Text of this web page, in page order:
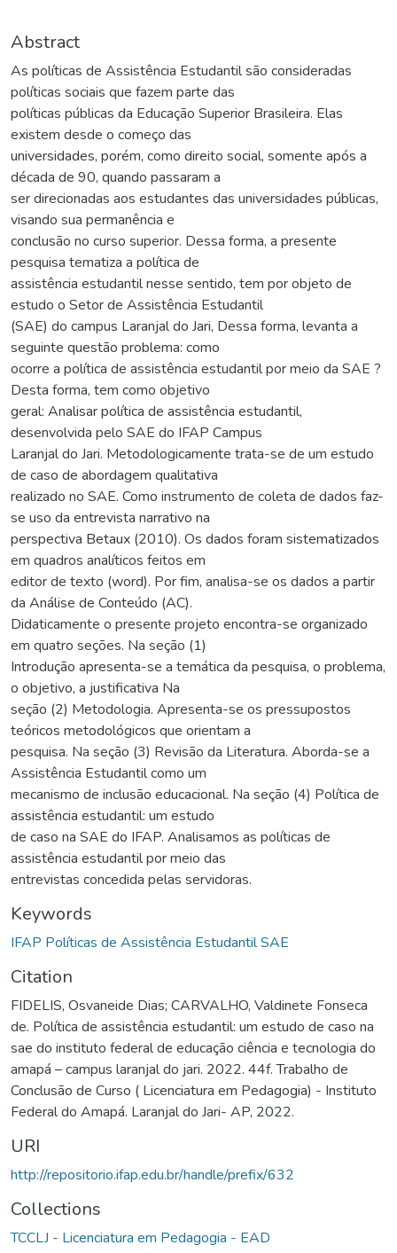
Abstract
As políticas de Assistência Estudantil são consideradas
políticas sociais que fazem parte das
políticas públicas da Educação Superior Brasileira. Elas
existem desde o começo das
universidades, porém, como direito social, somente após a
década de 90, quando passaram a
ser direcionadas aos estudantes das universidades públicas,
visando sua permanência e
conclusão no curso superior. Dessa forma, a presente
pesquisa tematiza a política de
assistência estudantil nesse sentido, tem por objeto de
estudo o Setor de Assistência Estudantil
(SAE) do campus Laranjal do Jari, Dessa forma, levanta a
seguinte questão problema: como
ocorre a política de assistência estudantil por meio da SAE ?
Desta forma, tem como objetivo
geral: Analisar política de assistência estudantil,
desenvolvida pelo SAE do IFAP Campus
Laranjal do Jari. Metodologicamente trata-se de um estudo
de caso de abordagem qualitativa
realizado no SAE. Como instrumento de coleta de dados faz-
se uso da entrevista narrativo na
perspectiva Betaux (2010). Os dados foram sistematizados
em quadros analíticos feitos em
editor de texto (word). Por fim, analisa-se os dados a partir
da Análise de Conteúdo (AC).
Didaticamente o presente projeto encontra-se organizado
em quatro seções. Na seção (1)
Introdução apresenta-se a temática da pesquisa, o problema,
o objetivo, a justificativa Na
seção (2) Metodologia. Apresenta-se os pressupostos
teóricos metodológicos que orientam a
pesquisa. Na seção (3) Revisão da Literatura. Aborda-se a
Assistência Estudantil como um
mecanismo de inclusão educacional. Na seção (4) Política de
assistência estudantil: um estudo
de caso na SAE do IFAP. Analisamos as políticas de
assistência estudantil por meio das
entrevistas concedida pelas servidoras.
Keywords
IFAP Políticas de Assistência Estudantil SAE
Citation
FIDELIS, Osvaneide Dias; CARVALHO, Valdinete Fonseca
de. Política de assistência estudantil: um estudo de caso na
sae do instituto federal de educação ciência e tecnologia do
amapá – campus laranjal do jari. 2022. 44f. Trabalho de
Conclusão de Curso ( Licenciatura em Pedagogia) - Instituto
Federal do Amapá. Laranjal do Jari- AP, 2022.
URI
http://repositorio.ifap.edu.br/handle/prefix/632
Collections
TCCLJ - Licenciatura em Pedagogia - EAD